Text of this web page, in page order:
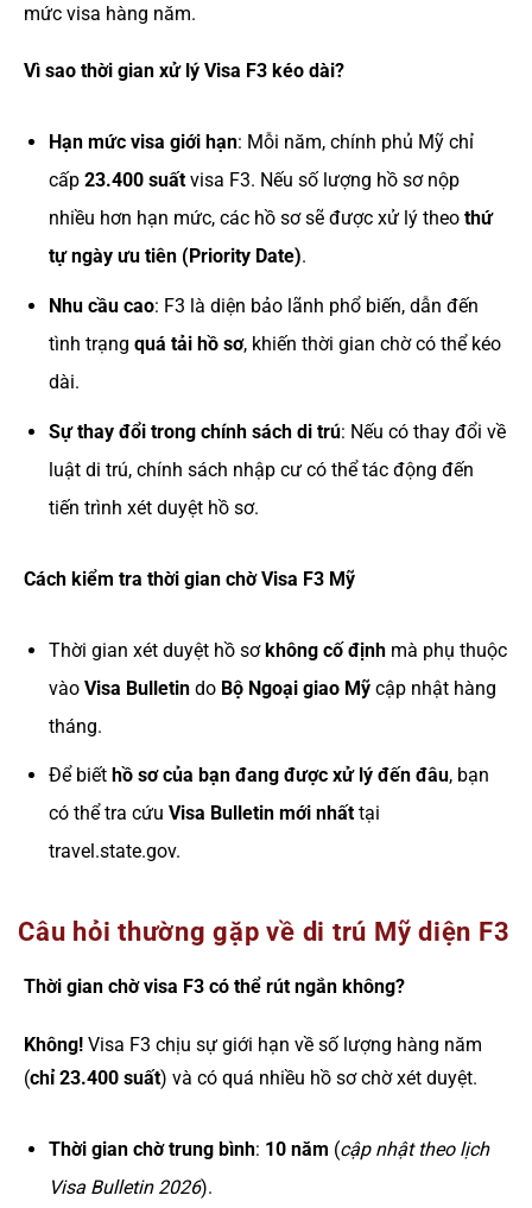
mức visa hàng năm.
Vì sao thời gian xử lý Visa F3 kéo dài?
Hạn mức visa giới hạn: Mỗi năm, chính phủ Mỹ chỉ
cấp 23.400 suấtvisa F3. Nếu số lượng hồ sơ nộp
nhiều hơn hạn mức, các hồ sơ sẽ được xử lý theo thứ
tự ngày ưu tiên (Priority Date).
Nhu cầu cao: F3 là diện bảo lãnh phổ biến, dẫn đến
tình trạng quá tải hồ sơ, khiến thời gian chờ có thể kéo
dài.
Sự thay đổi trong chính sách di trú: Nếu có thay đổi về
luật di trú, chính sách nhập cư có thể tác động đến
tiến trình xét duyệt hồ sơ.
Cách kiểm tra thời gian chờ Visa F3 Mỹ
Thời gian xét duyệt hồ sơkhông cố địnhmà phụ thuộc
vào Visa Bulletindo Bộ Ngoại giao Mỹcập nhật hàng
tháng.
Để biết hồ sơ của bạn đang được xử lý đến đâu, bạn
có thể tra cứu Visa Bulletin mới nhấttại
travel.state.gov.
Câu hỏi thường gặp về di trú Mỹ diện F3
Thời gian chờ visa F3 có thể rút ngắn không?
Không! Visa F3 chịu sự giới hạn về số lượng hàng năm
(chỉ 23.400 suất) và có quá nhiều hồ sơ chờ xét duyệt.
Thời gian chờ trung bình: 10 năm (cập nhật theo lịch
Visa Bulletin 2026).